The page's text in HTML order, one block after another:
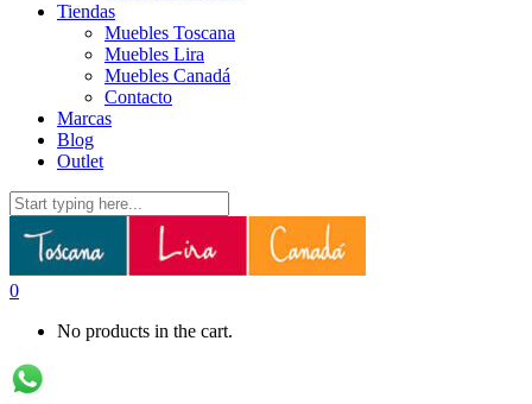
Tiendas
Muebles Toscana
Muebles Lira
Muebles Canadá
Contacto
Marcas
Blog
Outlet
0
No products in the cart.